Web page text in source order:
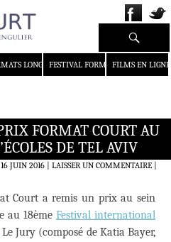
LONGS FESTIVAL FORMAT COURT
FILMS EN LIGNE
Recherche
FORMAT COURT AU
DE TEL AVIV
16 JUIN 2016 LAISSER UN COMMENTAIRE|
Court a remis un prix au sein
au 18ème Festival international
Le Jury (composé de Katia Bayer,